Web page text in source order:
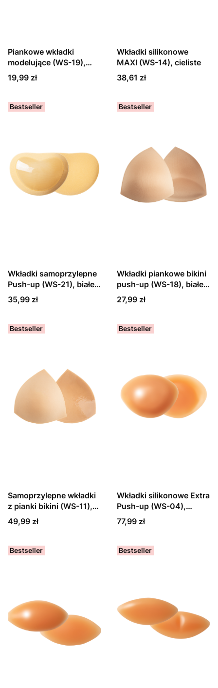
Piankowe wkładki
modelujące (WS-19),
czarne i beżowe
Cena
19,99 zł
Wkładki silikonowe
MAXI (WS-14), cieliste
Cena
38,61 zł
Bestseller
Wkładki samoprzylepne
Push-up (WS-21), białe,
czarne lub beżowe
Cena
35,99 zł
Bestseller
Wkładki piankowe bikini
push-up (WS-18), białe,
czarne lub beżowe
Cena
27,99 zł
Bestseller
Samoprzylepne wkładki
z pianki bikini (WS-11),
beżowe
Cena
49,99 zł
Bestseller
Wkładki silikonowe Extra
Push-up (WS-04),
cieliste
Cena
77,99 zł
Bestseller Bestseller